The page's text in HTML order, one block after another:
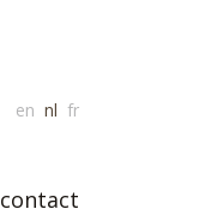
en nl fr
contact